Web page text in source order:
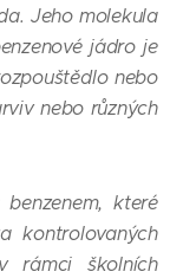
Jeho molekula
jádro je
nebo
nebo různých
které
kontrolovaných
rámci školních